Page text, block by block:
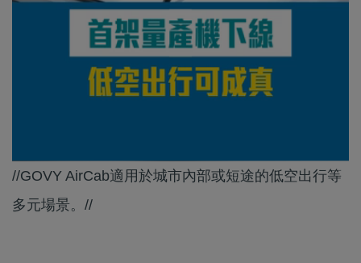
//GOVY AirCab適用於城市內部或短途的低空出行等
多元場景。//